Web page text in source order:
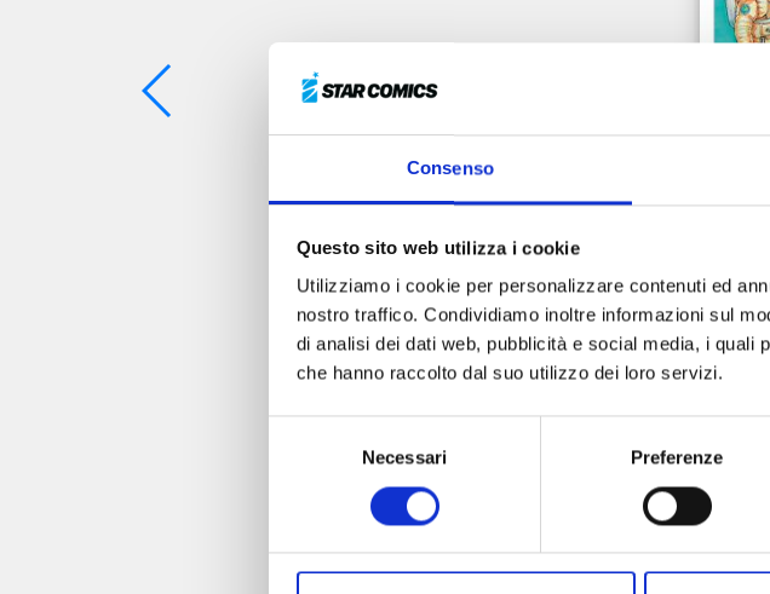
Consenso
Questo sito web utilizza i cookie
Utilizziamo i cookie per personalizzare contenuti ed
nostro traffico. Condividiamo inoltre informazioni sul
di analisi dei dati web, pubblicità e social media, i quali
che hanno raccolto dal suo utilizzo dei loro servizi.
Necessari Preferenze
UCHU KYODAI -
€ 5,90